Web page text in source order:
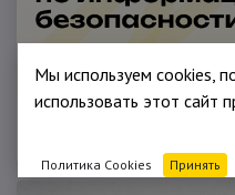
Мы используем cookies,
использовать этот сайт
Политика Cookies Принять